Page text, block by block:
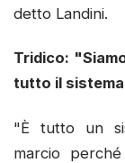
detto Landini.
Tridico:
tutto il
"È tutto un
marcio